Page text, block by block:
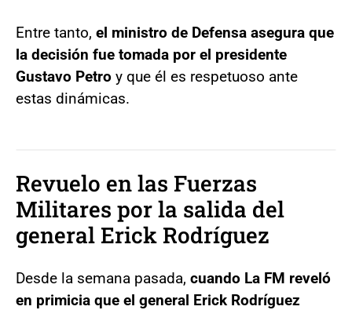
Entre tanto, el ministro de Defensa asegura que
la decisión fue tomada por el presidente
Gustavo Petro y que él es respetuoso ante
estas dinámicas.
Revuelo en las Fuerzas
Militares por la salida del
general Erick Rodríguez
Desde la semana pasada, cuando La FM reveló
en primicia que el general Erick Rodríguez